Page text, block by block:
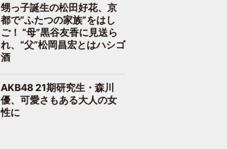
甥っ子誕生の松田好花、京
都で“ふたつの家族”をはし
ご！ “母”黒谷友香に見送ら
れ、“父”松岡昌宏とはハシゴ
酒
AKB48 21期研究生・森川
優、可愛さもある大人の女
性に